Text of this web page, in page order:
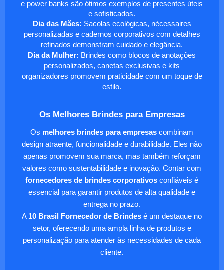
e power banks são ótimos exemplos de presentes úteis
e sofisticados.
Dia das Mães: Sacolas ecológicas, nécessaires
personalizadas e cadernos corporativos com detalhes
refinados demonstram cuidado e elegância.
Dia da Mulher: Brindes como blocos de anotações
personalizados, canetas exclusivas e kits
organizadores promovem praticidade com um toque de
estilo.
Os Melhores Brindes para Empresas
Os melhores brindes para empresas combinam
design atraente, funcionalidade e durabilidade. Eles não
apenas promovem sua marca, mas também reforçam
valores como sustentabilidade e inovação. Contar com
fornecedores de brindes corporativos confiáveis é
essencial para garantir produtos de alta qualidade e
entrega no prazo.
A 10 Brasil Fornecedor de Brindes é um destaque no
setor, oferecendo uma ampla linha de produtos e
personalização para atender às necessidades de cada
cliente.